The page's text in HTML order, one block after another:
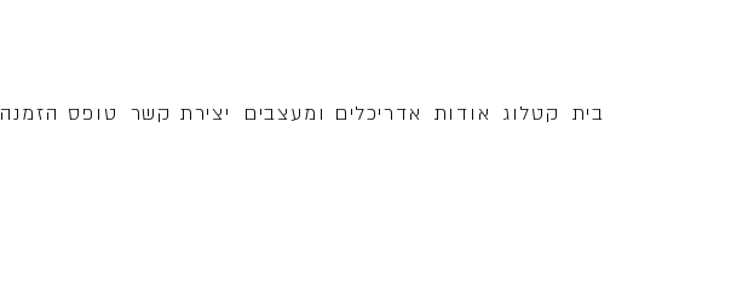
בית קטלוג אודות אדריכלים ומעצבים יצירת קשר טופס הזמנה